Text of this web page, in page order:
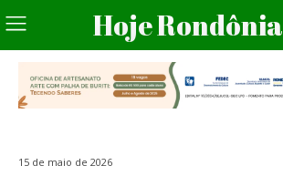
Hoje Rondônia
15 de maio de 2026